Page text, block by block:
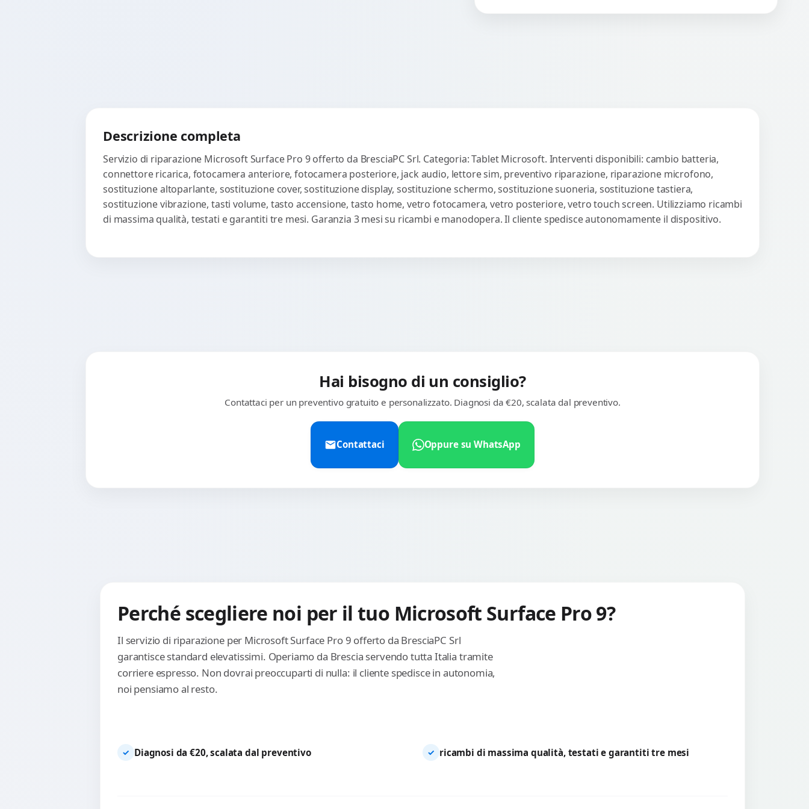
Descrizione completa
Servizio di riparazione Microsoft Surface Pro 9 offerto da BresciaPC Srl. Categoria: Tablet Microsoft. Interventi disponibili: cambio batteria,
connettore ricarica, fotocamera anteriore, fotocamera posteriore, jack audio, lettore sim, preventivo riparazione, riparazione microfono,
sostituzione altoparlante, sostituzione cover, sostituzione display, sostituzione schermo, sostituzione suoneria, sostituzione tastiera,
sostituzione vibrazione, tasti volume, tasto accensione, tasto home, vetro fotocamera, vetro posteriore, vetro touch screen. Utilizziamo ricambi
di massima qualità, testati e garantiti tre mesi. Garanzia 3 mesi su ricambi e manodopera. Il cliente spedisce autonomamente il dispositivo.
Hai bisogno di un consiglio?
Contattaci per un preventivo gratuito e personalizzato. Diagnosi da €20, scalata dal preventivo.
Contattaci Oppure su WhatsApp
Perché scegliere noi per il tuo Microsoft Surface Pro 9?
Il servizio di riparazione per Microsoft Surface Pro 9 offerto da BresciaPC Srl
garantisce standard elevatissimi. Operiamo da Brescia servendo tutta Italia tramite
corriere espresso. Non dovrai preoccuparti di nulla: il cliente spedisce in autonomia,
noi pensiamo al resto.
✓ Diagnosi da €20, scalata dal preventivo ✓ ricambi di massima qualità, testati e garantiti tre mesi